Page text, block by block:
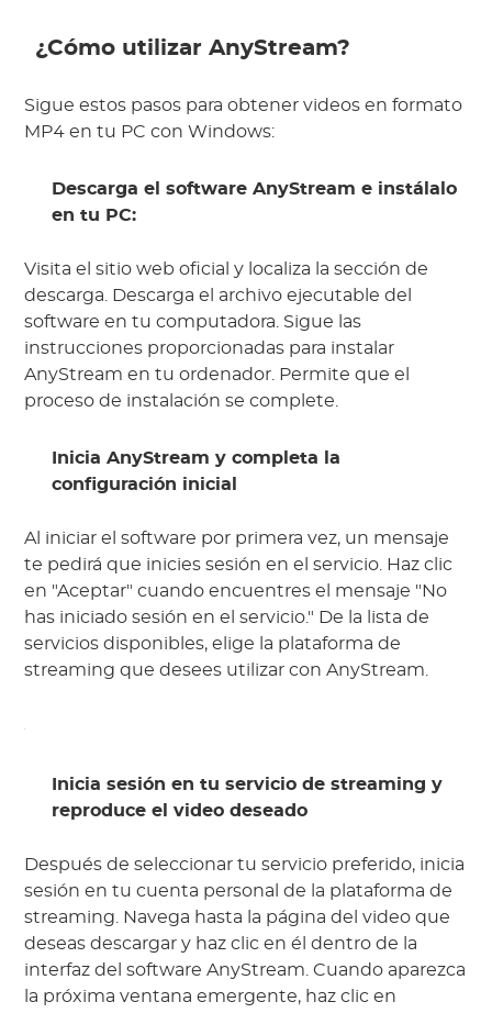
¿Cómo utilizar AnyStream?
Sigue estos pasos para obtener videos en formato
MP4 en tu PC con Windows:
Descarga el software AnyStream e instálalo
en tu PC:
Visita el sitio web oficial y localiza la sección de
descarga. Descarga el archivo ejecutable del
software en tu computadora. Sigue las
instrucciones proporcionadas para instalar
AnyStream en tu ordenador. Permite que el
proceso de instalación se complete.
Inicia AnyStream y completa la
configuración inicial
Al iniciar el software por primera vez, un mensaje
te pedirá que inicies sesión en el servicio. Haz clic
en "Aceptar" cuando encuentres el mensaje "No
has iniciado sesión en el servicio." De la lista de
servicios disponibles, elige la plataforma de
streaming que desees utilizar con AnyStream.
Inicia sesión en tu servicio de streaming y
reproduce el video deseado
Después de seleccionar tu servicio preferido, inicia
sesión en tu cuenta personal de la plataforma de
streaming. Navega hasta la página del video que
deseas descargar y haz clic en él dentro de la
interfaz del software AnyStream. Cuando aparezca
la próxima ventana emergente, haz clic en